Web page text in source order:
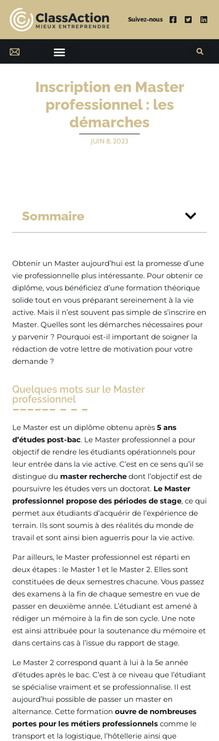
Suivez-nous
Inscription en Master
professionnel : les
démarches
JUIN 8, 2023
Sommaire
Obtenir un Master aujourd’hui est la promesse d’une
vie professionnelle plus intéressante. Pour obtenir ce
diplôme, vous bénéficiez d’une formation théorique
solide tout en vous préparant sereinement à la vie
active. Mais il n’est souvent pas simple de s’inscrire en
Master. Quelles sont les démarches nécessaires pour
y parvenir ? Pourquoi est-il important de soigner la
rédaction de votre lettre de motivation pour votre
demande ?
Quelques mots sur le Master
professionnel
Le Master est un diplôme obtenu après 5 ans
d’études post-bac. Le Master professionnel a pour
objectif de rendre les étudiants opérationnels pour
leur entrée dans la vie active. C’est en ce sens qu’il se
distingue du master recherche dont l’objectif est de
poursuivre les études vers un doctorat. Le Master
professionnel propose des périodes de stage, ce qui
permet aux étudiants d’acquérir de l’expérience de
terrain. Ils sont soumis à des réalités du monde de
travail et sont ainsi bien aguerris pour la vie active.
Par ailleurs, le Master professionnel est réparti en
deux étapes : le Master 1 et le Master 2. Elles sont
constituées de deux semestres chacune. Vous passez
des examens à la fin de chaque semestre en vue de
passer en deuxième année. L’étudiant est amené à
rédiger un mémoire à la fin de son cycle. Une note
est ainsi attribuée pour la soutenance du mémoire et
dans certains cas à l’issue du rapport de stage.
Le Master 2 correspond quant à lui à la 5e année
d’études après le bac. C’est à ce niveau que l’étudiant
se spécialise vraiment et se professionnalise. Il est
aujourd’hui possible de passer un master en
alternance. Cette formation ouvre de nombreuses
portes pour les métiers professionnels comme le
transport et la logistique, l’hôtellerie ainsi que